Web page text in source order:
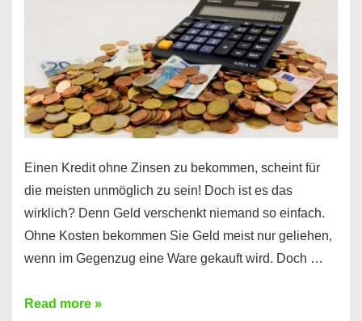
erfahren
Sie
es
Einen Kredit ohne Zinsen zu bekommen, scheint für
die meisten unmöglich zu sein! Doch ist es das
wirklich? Denn Geld verschenkt niemand so einfach.
Ohne Kosten bekommen Sie Geld meist nur geliehen,
wenn im Gegenzug eine Ware gekauft wird. Doch …
Einen
Read more »